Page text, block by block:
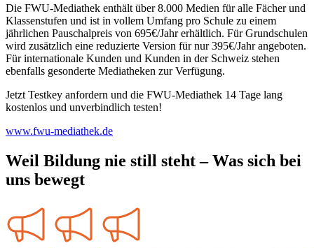
Die FWU-Mediathek enthält über 8.000 Medien für alle Fächer und
Klassenstufen und ist in vollem Umfang pro Schule zu einem
jährlichen Pauschalpreis von 695€/Jahr erhältlich. Für Grundschulen
wird zusätzlich eine reduzierte Version für nur 395€/Jahr angeboten.
Für internationale Kunden und Kunden in der Schweiz stehen
ebenfalls gesonderte Mediatheken zur Verfügung.
Jetzt Testkey anfordern und die FWU-Mediathek 14 Tage lang
kostenlos und unverbindlich testen!
www.fwu-mediathek.de
Weil Bildung nie still steht – Was sich bei
uns bewegt